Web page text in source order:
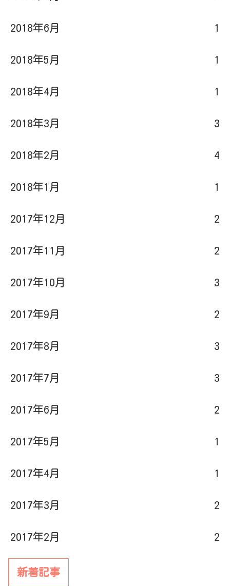
2018年5月 1
2018年4月 1
2018年3月 3
2018年2月 4
2018年1月 1
2017年12月 2
2017年11月 2
2017年10月 3
2017年9月 2
2017年8月 3
2017年7月 3
2017年6月 2
2017年5月 1
2017年4月 1
2017年3月 2
2017年2月 2
新着記事